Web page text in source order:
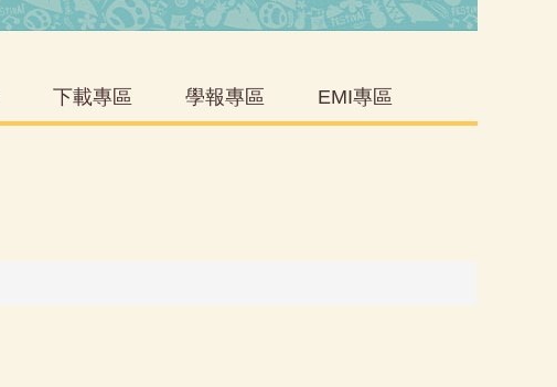
下載專區 學報專區 EMI專區